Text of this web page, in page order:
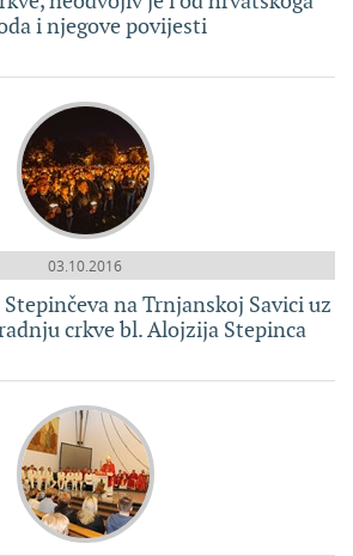
i njegove povijesti
03.10.2016
na Trnjanskoj Savici uz
crkve bl. Alojzija Stepinca